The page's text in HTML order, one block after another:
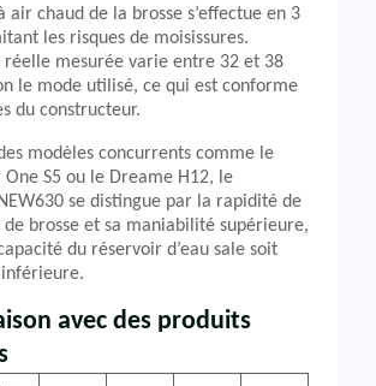
air chaud de la brosse s’effectue en 3
les risques de moisissures.
réelle mesurée varie entre 32 et 38
le mode utilisé, ce qui est conforme
du constructeur.
modèles concurrents comme le
One S5 ou le Dreame H12, le
se distingue par la rapidité de
de brosse et sa maniabilité supérieure,
du réservoir d’eau sale soit
avec des produits